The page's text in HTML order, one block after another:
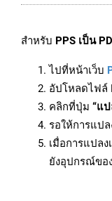
สำหรับ PPS เป็น
ไปที่หน้าเว็บ
อัปโหลดไฟล์
คลิกที่ปุ่ม “แป
รอให้การแปล
เมื่อการแปล
ยังอุปกรณ์ข